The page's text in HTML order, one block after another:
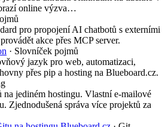
online výzva…
pro propojení AI chatbotů s externími
akce přes MCP server.
· Slovníček pojmů
jazyk pro web, automatizaci,
přes pip a hosting na Blueboard.cz.
na jediném hostingu. Vlastní e-mailové
Zjednodušená správa více projektů za